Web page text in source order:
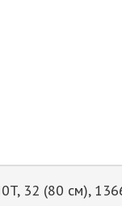
32 (80 см),